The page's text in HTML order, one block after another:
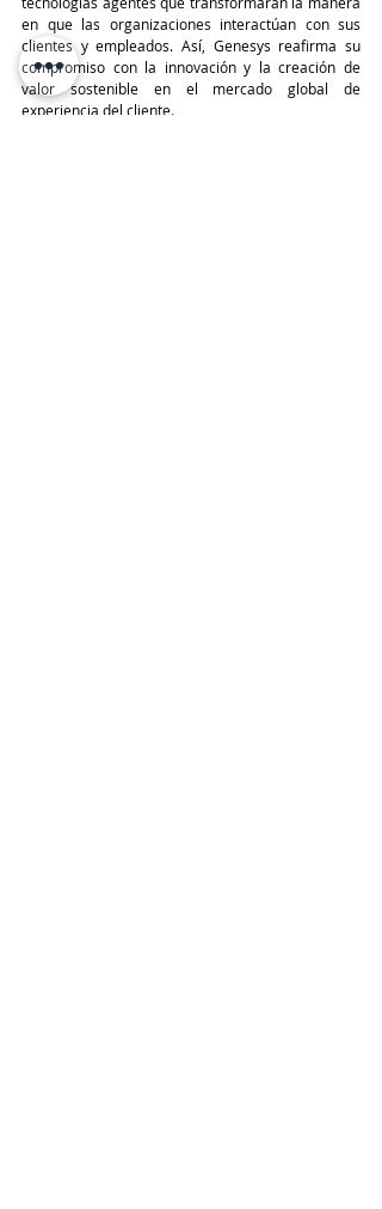
en que las organizaciones interactúan con sus
clientes y empleados. Así, Genesys reafirma su
compromiso con la innovación y la creación de
valor sostenible en el mercado global de
experiencia del cliente.